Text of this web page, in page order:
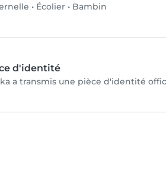
• Écolier • Bambin
d'identité
a transmis une pièce d'identité